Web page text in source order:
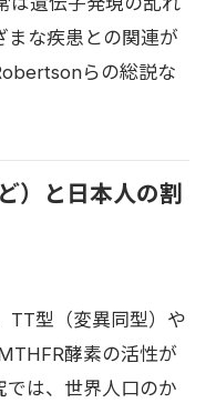
まな疾患との関連が
らの総説な
）と日本人の割
TT型（変異同型）や
酵素の活性が
では、世界人口のか